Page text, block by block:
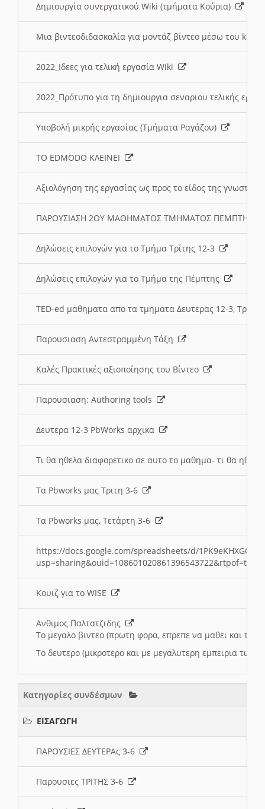
Δημιουργία συνεργατικού Wiki (τμήματα Κούρια)
Μια βιντεοδιδασκαλία για μοντάζ βίντεο μέσω του
2022_Ιδεες για τελική εργασία Wiki
2022_Πρότυπο για τη δημιουργια σεναριου τελικής
Υποβολή μικρής εργασίας (Τμήματα Ραγάζου)
ΤΟ EDMODO ΚΛΕΙΝΕΙ
Αξιολόγηση της εργασίας ως προς το είδος της
ΠΑΡΟΥΣΙΑΣΗ 2ΟΥ ΜΑΘΗΜΑΤΟΣ ΤΜΗΜΑΤΟΣ
Δηλώσεις επιλογών για το Τμήμα Τρίτης 12-3
Δηλώσεις επιλογών για το Τμήμα της Πέμπτης
TED-ed μαθηματα απο τα τμηματα Δευτερας 12-3,
Παρουσιαση Αντεστραμμένη Τάξη
Καλές Πρακτικές αξιοποίησης του Βίντεο
Παρουσιαση: Authoring tools
Δευτερα 12-3 PbWorks αρχικα
Τι θα ηθελα διαφορετικο σε αυτο το μαθημα- τι θα
Τα Pbworks μας Τριτη 3-6
Τα Pbworks μας, Τετάρτη 3-6
https://docs.google.com/spreadsheets/d/
Κουιζ για το WISE
Ανθιμος Παλτατζιδης
Το μεγαλο βιντεο (πρωτη φορα, επρεπε να μαθει και το
Το δευτερο (μικροτερο και με μεγαλυτερη εμπειρια
Κατηγορίες συνδέσμων
ΕΙΣΑΓΩΓΗ
ΠΑΡΟΥΣΙΕΣ ΔΕΥΤΕΡΑς 3-6
Παρουσιες ΤΡΙΤΗΣ 3-6